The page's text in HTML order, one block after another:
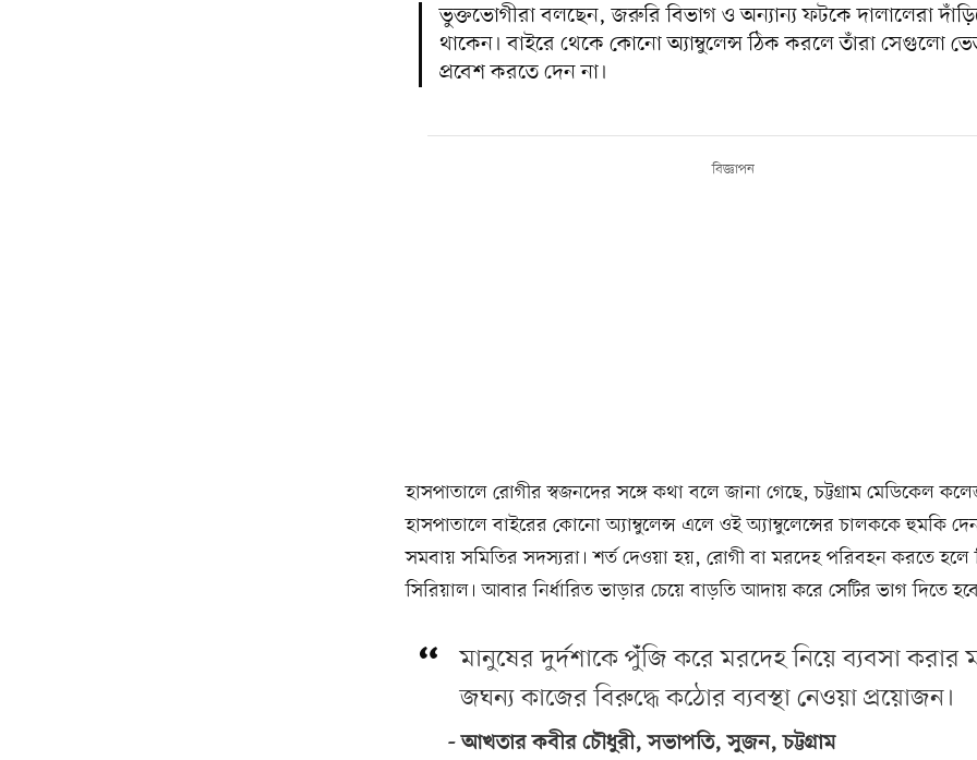
ভুক্তভোগীরা বলছেন, জরুরি বিভাগ ও অন্যান্য ফটকে দালালেরা
থাকেন। বাইরে থেকে কোনো অ্যাম্বুলেন্স ঠিক করলে তাঁরা সেগুলো
প্রবেশ করতে দেন না।
বিজ্ঞাপন
হাসপাতালে রোগীর স্বজনদের সঙ্গে কথা বলে জানা গেছে, চট্টগ্রাম মেডিকেল
হাসপাতালে বাইরের কোনো অ্যাম্বুলেন্স এলে ওই অ্যাম্বুলেন্সের চালককে হুমকি
সমবায় সমিতির সদস্যরা। শর্ত দেওয়া হয়, রোগী বা মরদেহ পরিবহন করতে হলে
সিরিয়াল। আবার নির্ধারিত ভাড়ার চেয়ে বাড়তি আদায় করে সেটির ভাগ দিতে
মানুষের দুর্দশাকে পুঁজি করে মরদেহ নিয়ে ব্যবসা করার
জঘন্য কাজের বিরুদ্ধে কঠোর ব্যবস্থা নেওয়া প্রয়োজন।
আখতার কবীর চৌধুরী, সভাপতি, সুজন, চট্টগ্রাম